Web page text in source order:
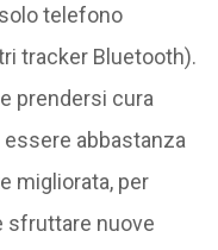
telefono
tracker Bluetooth).
prendersi cura
abbastanza
migliorata, per
sfruttare nuove